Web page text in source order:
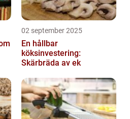
02 september 2025
En hållbar
köksinvestering:
Skärbräda av ek